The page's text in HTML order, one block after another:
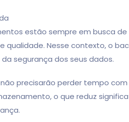
estão sempre em busca
qualidade. Nesse contexto, o
segurança dos seus dados.
precisarão perder tempo
o que reduz